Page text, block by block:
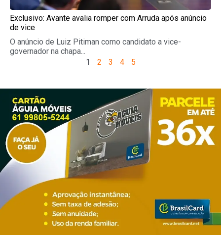
Exclusivo: Avante avalia romper com Arruda após anúncio
de vice
O anúncio de Luiz Pitiman como candidato a vice-
governador na chapa...
1
2 3 4 5